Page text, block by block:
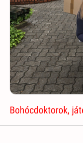
Bohócdoktorok,